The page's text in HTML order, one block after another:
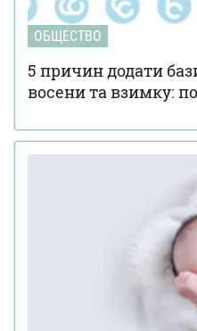
ОБЩЕСТВО
5 причин додати
восени та взимку: